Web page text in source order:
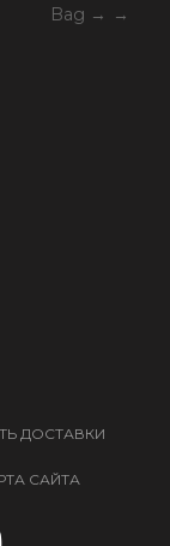
Bag →
ДОСТАВКИ
САЙТА